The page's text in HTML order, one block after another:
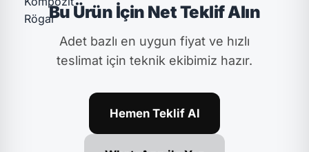
Bu Ürün İçin Net Teklif Alın
Adet bazlı en uygun fiyat ve hızlı
teslimat için teknik ekibimiz hazır.
Hemen Teklif Al